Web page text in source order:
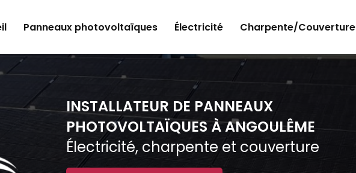
Panneaux photovoltaïques Électricité Charpente/Couverture
INSTALLATEUR DE PANNEAUX
PHOTOVOLTAÏQUES À ANGOULÊME
Électricité, charpente et couverture